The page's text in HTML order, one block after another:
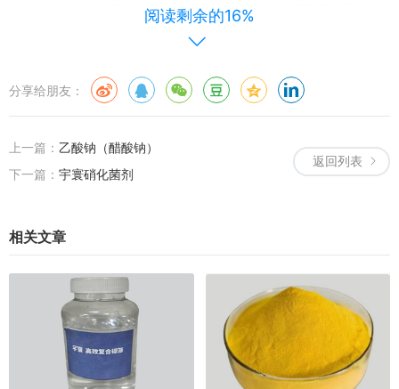
得（食盐和电），安全性和管理便利性较高；中小规模用户采购成品
个人防护：操作时务必穿戴橡胶手套、护目镜等防护用品。
热源和酸类物质。
阅读剩余的16%
分享给朋友：
返回列表
上一篇： 乙酸钠（醋酸钠）
下一篇： 宇寰硝化菌剂
相关文章